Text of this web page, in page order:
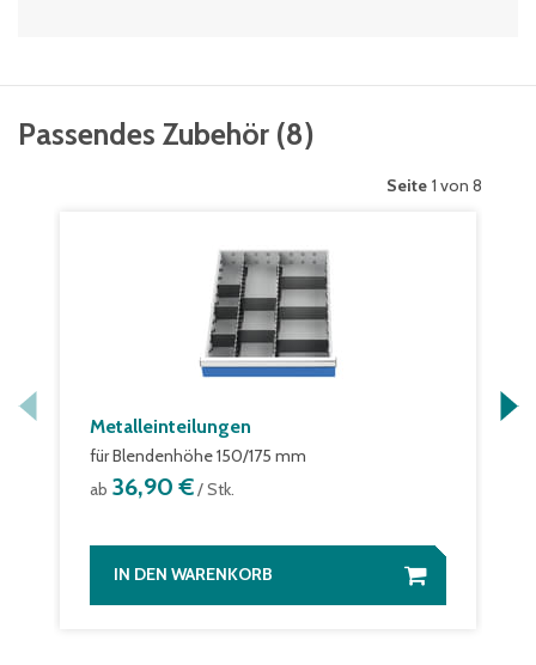
Passendes Zubehör (8)
Seite 1 von 8
Metalleinteilungen
für Blendenhöhe 150/175 mm
ab 36,90 €/ Stk.
IN DEN WARENKORB